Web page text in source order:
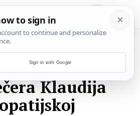
Klaudija
Sign in with Google